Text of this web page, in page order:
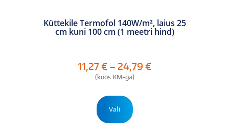
Küttekile Termofol 140W/m², laius 25
cm kuni 100 cm (1 meetri hind)
11,27€ – 24,79 €Hinnavahemik:
(koos KM-ga)
Vali
tootel